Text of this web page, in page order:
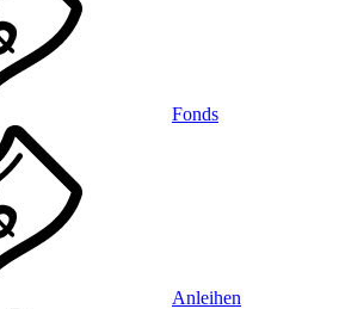
Fonds
Anleihen